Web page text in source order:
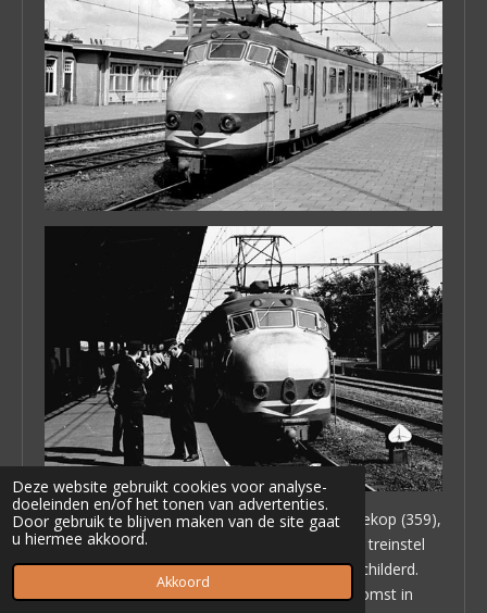
Deze website gebruikt cookies voor analyse-
doeleinden en/of het tonen van advertenties.
Door gebruik te blijven maken van de site gaat
u hiermee akkoord.
Akkoord
Apeldoorn, 24 juli 1968. De eerste gele Hondekop (359),
met grijze snor. Aan de andere kant van dit treinstel
waren de blauwe banen verkeerd-om geschilderd.
Tweede foto: hetzelfde treinstel na aankomst in